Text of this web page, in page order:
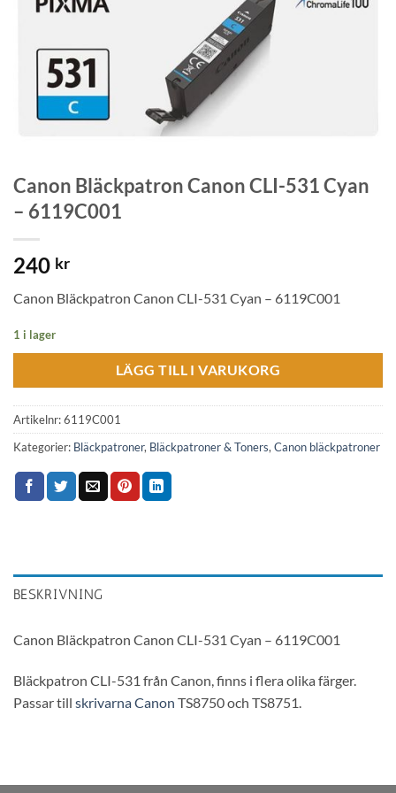
Canon Bläckpatron Canon CLI-531 Cyan
– 6119C001
240 kr
Canon Bläckpatron Canon CLI-531 Cyan – 6119C001
1 i lager
LÄGG TILL I VARUKORG
Artikelnr:6119C001
Kategorier: Bläckpatroner, Bläckpatroner & Toners,Canon bläckpatroner
BESKRIVNING
Canon Bläckpatron Canon CLI-531 Cyan – 6119C001
Bläckpatron CLI-531 från Canon, finns i flera olika färger.
Passar till skrivarnaCanon TS8750 och TS8751.